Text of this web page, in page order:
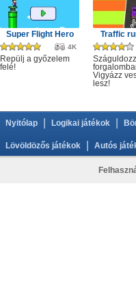
Super Flight Hero
4K
Repülj a győzelem
felé!
Traffic
Száguldozz
Vigyázz
lesz!
Nyitólap Logikai játékok
Lövöldözős játékok Autós